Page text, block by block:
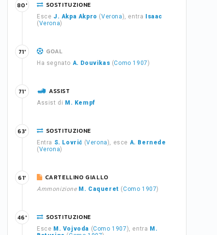
SOSTITUZIONE
Esce J. Akpa Akpro (Verona), entra
Isaac
(Verona)
80'
GOAL
Ha segnato A. Douvikas (Como 1907)
71'
ASSIST
Assist di M. Kempf
71'
SOSTITUZIONE
Entra S. Lovrić (Verona), esce A. Bernede
(Verona)
63'
CARTELLINO GIALLO
Ammonizione M. Caqueret (Como 1907)
61'
SOSTITUZIONE
Esce M. Vojvoda (Como 1907), entra M.
46'